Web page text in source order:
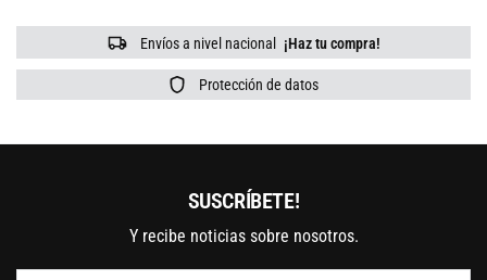
Envíos a nivel nacional ¡Haz tu compra!
Protección de datos
SUSCRÍBETE!
Y recibe noticias sobre nosotros.